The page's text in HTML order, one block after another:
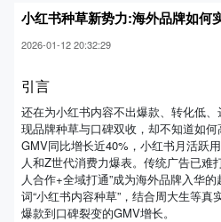
小红书种草新势力:海外品牌如何
2026-01-12 20:32:29
引言
还在为小红书内容不出爆款、转化低
现品牌种草与口碑双收，却不知道如
GMV同比增长近40%，小红书月活跃
人和Z世代消费力爆表。传统广告已难
人合作+全域打通”成为海外品牌入华
词“小红书内容种草”，结合周大生等
爆款到口碑裂变的GMV增长。